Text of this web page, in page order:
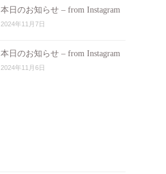
本日のお知らせ – from Instagram
2024年11月7日
本日のお知らせ – from Instagram
2024年11月6日